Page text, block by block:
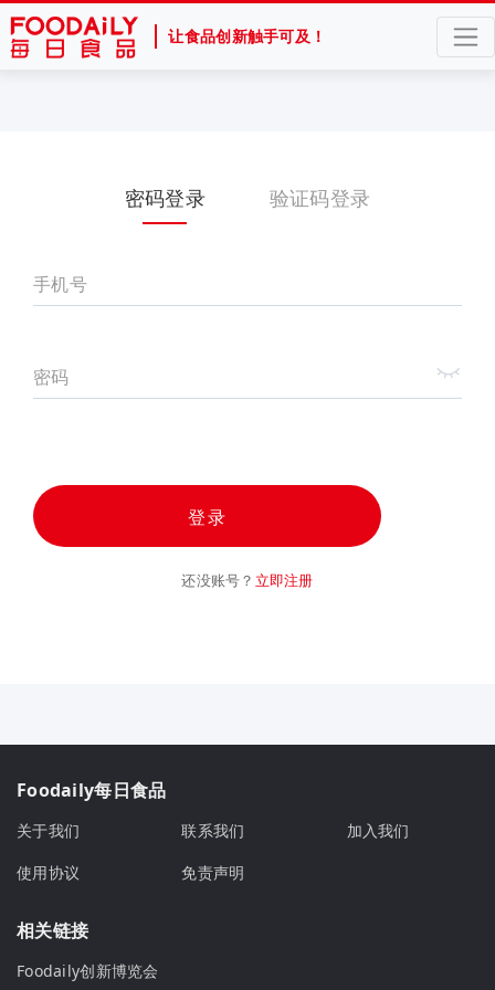
让食品创新触手可及！
密码登录 验证码登录
手机号
密码
登录
还没账号？ 立即注册
Foodaily每日食品
关于我们 联系我们
加入我们
使用协议
免责声明
相关链接
Foodaily创新博览会